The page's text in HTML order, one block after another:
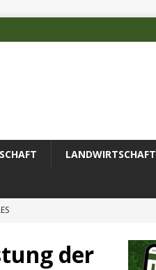
LANDWIRTSCHAFT
Umweltprobender